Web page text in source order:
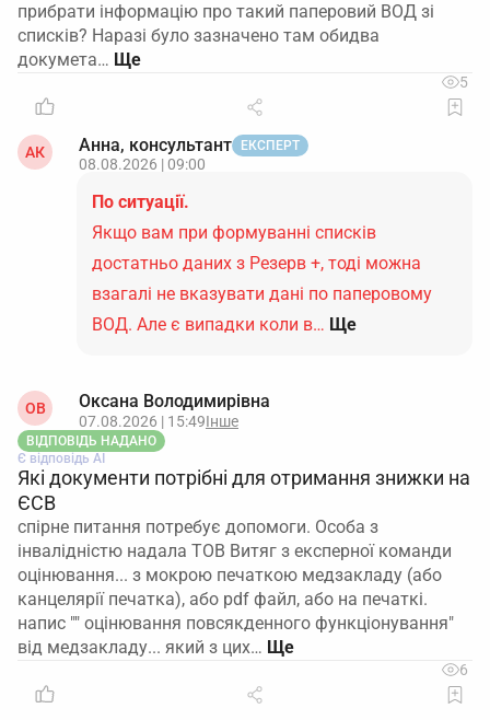
прибрати інформацію про такий паперовий ВОД зі
списків? Наразі було зазначено там обидва
докумета…
5
АК Анна, консультант ЕКСПЕРТ
08.08.2026 | 09:00
По ситуації.
Якщо вам при формуванні списків
достатньо даних з Резерв +, тоді можна
взагалі не вказувати дані по паперовому
ВОД. Але є випадки коли в… Ще
ОВ Оксана Володимирівна
07.08.2026 | 15:49Інше
ВІДПОВІДЬ НАДАНО
Є відповідь АІ
Які документи потрібні для отримання знижки на
ЄСВ
спірне питання потребує допомоги. Особа з
інвалідністю надала ТОВ Витяг з експерної команди
оцінювання... з мокрою печаткою медзакладу (або
канцелярії печатка), або pdf файл, або на печаткі.
напис "" оцінювання повсякденного функціонування"
від медзакладу... який з цих…
6